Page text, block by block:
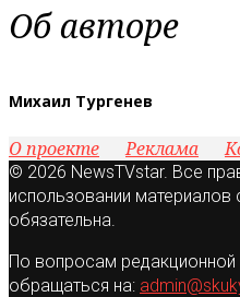
Об авторе
Михаил Тургенев
О проекте Реклама
© 2026 NewsTVstar. Все
использовании материалов
обязательна.
По вопросам редакционной
обращаться на: